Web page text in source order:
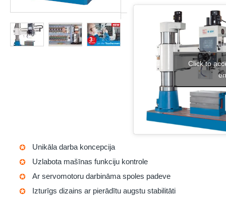
Click to
Unikāla darba koncepcija
Uzlabota mašīnas funkciju kontrole
Ar servomotoru darbināma spoles padeve
Izturīgs dizains ar pierādītu augstu stabilitāti